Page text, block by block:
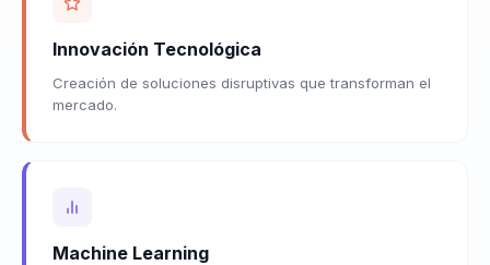
Innovación Tecnológica
Creación de soluciones disruptivas que transforman el
mercado.
Machine Learning